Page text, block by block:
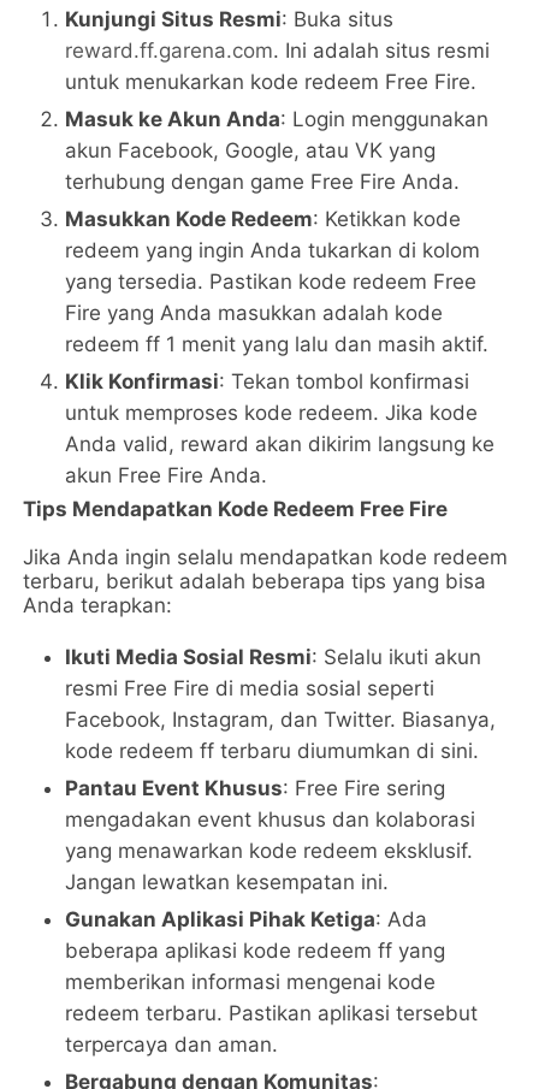
Kunjungi Situs Resmi: Buka situs
reward.ff.garena.com. Ini adalah situs resmi
untuk menukarkan kode redeem Free Fire.
Masuk ke Akun Anda: Login menggunakan
akun Facebook, Google, atau VK yang
terhubung dengan game Free Fire Anda.
Masukkan Kode Redeem: Ketikkan kode
redeem yang ingin Anda tukarkan di kolom
yang tersedia. Pastikan kode redeem Free
Fire yang Anda masukkan adalah kode
redeem ff 1 menit yang lalu dan masih aktif.
Klik Konfirmasi: Tekan tombol konfirmasi
untuk memproses kode redeem. Jika kode
Anda valid, reward akan dikirim langsung ke
akun Free Fire Anda.
Tips Mendapatkan Kode Redeem Free Fire
Jika Anda ingin selalu mendapatkan kode redeem
terbaru, berikut adalah beberapa tips yang bisa
Anda terapkan:
Ikuti Media Sosial Resmi: Selalu ikuti akun
resmi Free Fire di media sosial seperti
Facebook, Instagram, dan Twitter. Biasanya,
kode redeem ff terbaru diumumkan di sini.
Pantau Event Khusus: Free Fire sering
mengadakan event khusus dan kolaborasi
yang menawarkan kode redeem eksklusif.
Jangan lewatkan kesempatan ini.
Gunakan Aplikasi Pihak Ketiga: Ada
beberapa aplikasi kode redeem ff yang
memberikan informasi mengenai kode
redeem terbaru. Pastikan aplikasi tersebut
terpercaya dan aman.
Bergabung dengan Komunitas: